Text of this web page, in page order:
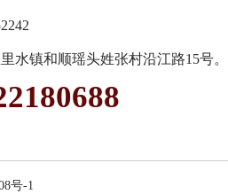
水镇和顺瑶头姓张村沿江路15号。
号-1